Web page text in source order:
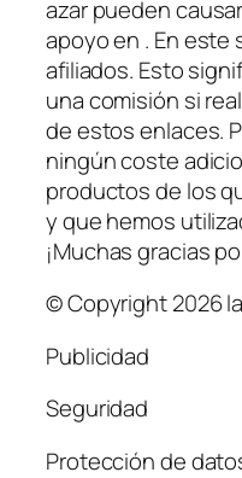
azar pueden
apoyo en . En este
afiliados. Esto
una comisión si
de estos enlaces.
ningún coste
productos de los
y que hemos
¡Muchas gracias
© Copyright 2026
Publicidad
Seguridad
Protección de